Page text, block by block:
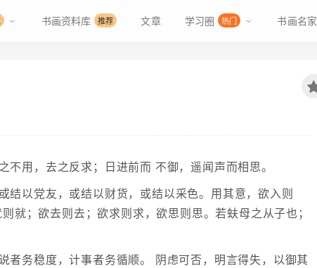
书画资料库 推荐 文章 学习圈 热门 书画名家
用，去之反求；日进前而 不御，遥闻声而相思。
结以党友，或结以财货，或结以采色。用其意，欲入则
就；欲去则去；欲求则求，欲思则思。若蚨母之从子也；
者务稳度，计事者务循顺。 阴虑可否，明言得失，以御其